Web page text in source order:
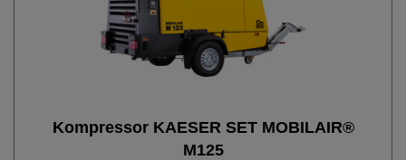
Kompressor KAESER SET MOBILAIR®
M125